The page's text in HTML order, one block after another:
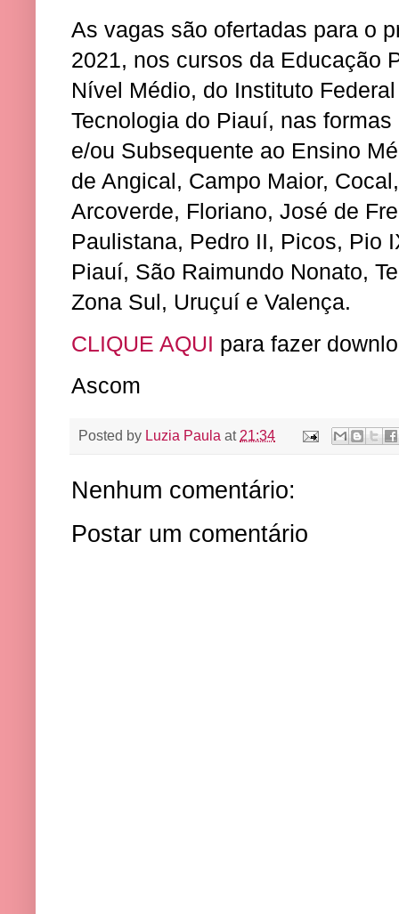
As vagas são ofertadas para o
2021, nos cursos da Educação
Nível Médio, do Instituto
Tecnologia do Piauí, nas
e/ou Subsequente ao Ensino
de Angical, Campo Maior,
Arcoverde, Floriano, José de
Paulistana, Pedro II, Picos, Pio
Piauí, São Raimundo Nonato,
Zona Sul, Uruçuí e Valença.
CLIQUE AQUI para fazer
Ascom
Posted by Luzia Paula at 21:34
Nenhum comentário:
Postar um comentário